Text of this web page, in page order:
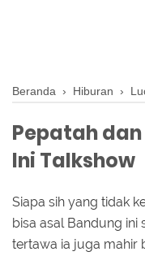
Beranda › Hiburan ›
Pepatah dan
Ini Talkshow
Siapa sih yang tidak
bisa asal Bandung
tertawa ia juga mahir